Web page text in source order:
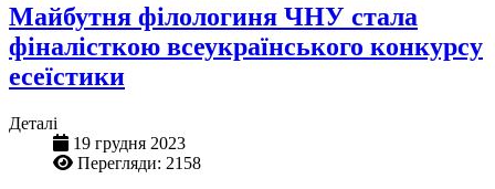
Майбутня філологиня ЧНУ стала
фіналісткою всеукраїнського конкурсу
есеїстики
Деталі
19 грудня 2023
Перегляди: 2158